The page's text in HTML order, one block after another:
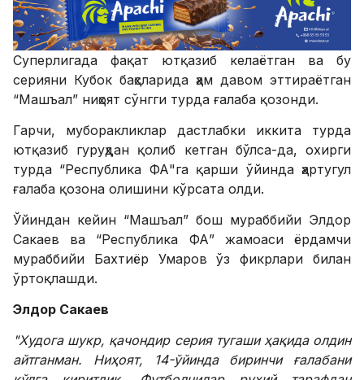
Суперлигада фақат ютқазиб келаётган ва бу
серияни Кубок баҳсларида ҳам давом эттираётган
“Машъал” ниҳоят сўнгги турда ғалаба қозонди.
Гарчи, муборакликлар дастлабки иккита турда
ютқазиб гуруҳдан қолиб кетган бўлса-да, охирги
турда “Республика ФА"га қарши ўйинда ҳартугул
ғалаба қозона олишини кўрсата олди.
Ўйиндан кейин “Машъал” бош мураббийи Элдор
Сакаев ва “Республика ФА” жамоаси ёрдамчи
мураббийи Бахтиёр Умаров ўз фикрлари билан
ўртоқлашди.
Элдор Сакаев
"Худога шукр, қачондир серия тугаши ҳақида олдин
айтганман. Ниҳоят, 14-ўйинда биринчи ғалабани